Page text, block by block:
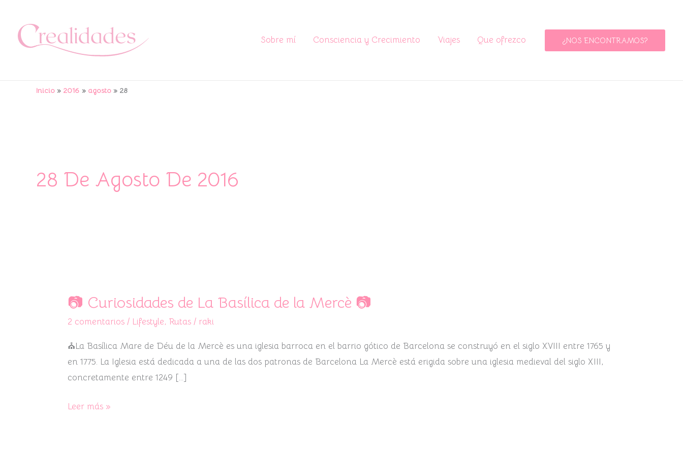
contenido
Sobre mí Consciencia y Crecimiento Viajes Que ofrezco ¿NOS ENCONTRAMOS?
Inicio 2016 agosto 28
28 De Agosto De 2016
📷 Curiosidades de La Basílica de la Mercè 📷
2 comentarios / Lifestyle, Rutas / raki
⛪La Basílica Mare de Déu de la Mercè es una iglesia barroca en el barrio gótico de Barcelona se construyó en el siglo XVIII entre 1765 y
en 1775. La Iglesia está dedicada a una de las dos patronas de Barcelona La Mercè está erigida sobre una iglesia medieval del siglo XIII,
concretamente entre 1249 […]
Curiosidades
de
La
Basílica
de
la
📷
Leer más »